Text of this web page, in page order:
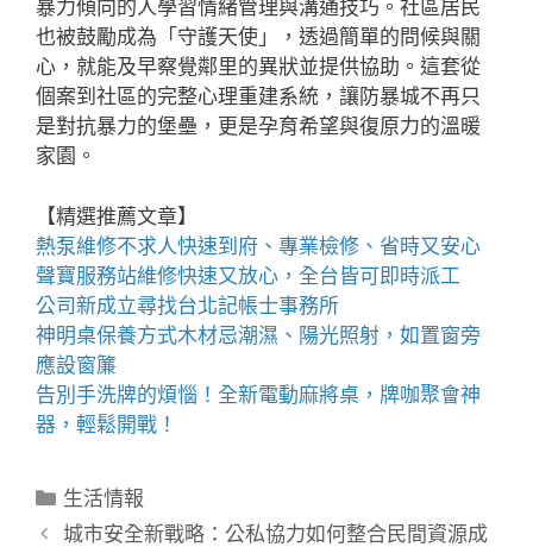
暴力傾向的人學習情緒管理與溝通技巧。社區居民
也被鼓勵成為「守護天使」，透過簡單的問候與關
心，就能及早察覺鄰里的異狀並提供協助。這套從
個案到社區的完整心理重建系統，讓防暴城不再只
是對抗暴力的堡壘，更是孕育希望與復原力的溫暖
家園。
【精選推薦文章】
熱泵維修不求人快速到府、專業檢修、省時又安心
聲寶服務站維修快速又放心，全台皆可即時派工
公司新成立尋找台北記帳士事務所
神明桌保養方式木材忌潮濕、陽光照射，如置窗旁
應設窗簾
告別手洗牌的煩惱！全新電動麻將桌 ，牌咖聚會神
器，輕鬆開戰！
分
類
生活情報
城市安全新戰略：公私協力如何整合民間資源成